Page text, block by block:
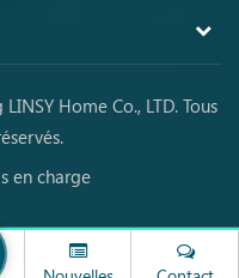
Home Co., LTD. Tous
en charge